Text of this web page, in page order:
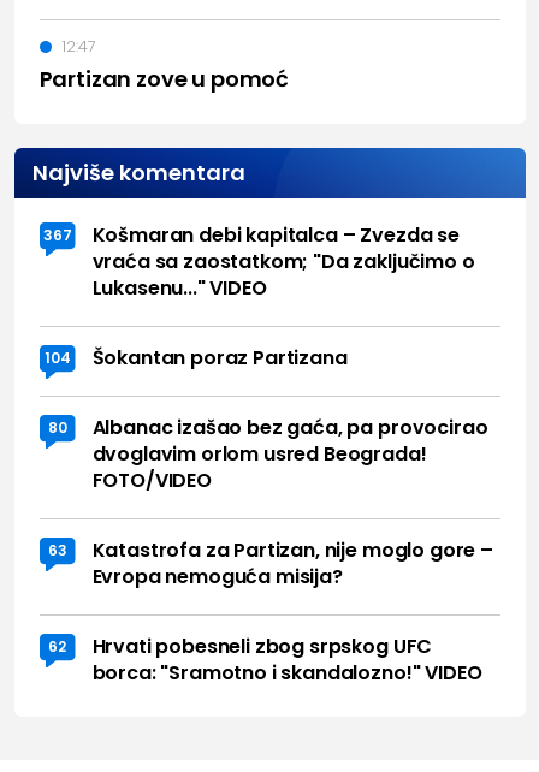
Partizan zove u pomoć
12:47
Najviše komentara
367
Košmaran debi kapitalca – Zvezda se
vraća sa zaostatkom; "Da zaključimo o
Lukasenu..." VIDEO
104 Šokantan poraz Partizana
80
Albanac izašao bez gaća, pa provocirao
dvoglavim orlom usred Beograda!
FOTO/VIDEO
63
Katastrofa za Partizan, nije moglo gore –
Evropa nemoguća misija?
62
Hrvati pobesneli zbog srpskog UFC
borca: "Sramotno i skandalozno!" VIDEO